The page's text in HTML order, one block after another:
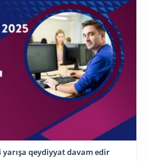
qeydiyyat davam edir